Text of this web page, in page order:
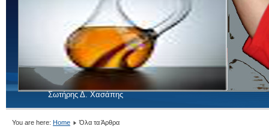
Σωτήρης Δ. Χασάπης
You are here: Home Όλα τα Άρθρα